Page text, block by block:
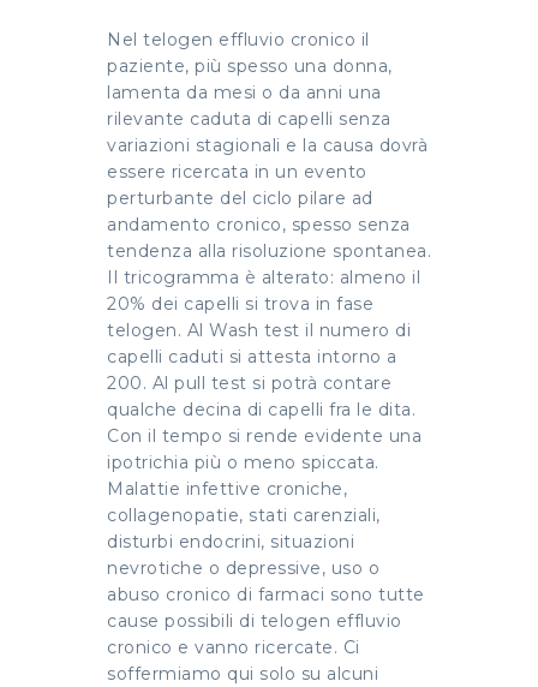
Nel telogen effluvio cronico il
paziente, più spesso una donna,
lamenta da mesi o da anni una
rilevante caduta di capelli senza
variazioni stagionali e la causa dovrà
essere ricercata in un evento
perturbante del ciclo pilare ad
andamento cronico, spesso senza
tendenza alla risoluzione spontanea.
Il tricogramma è alterato: almeno il
20% dei capelli si trova in fase
telogen. Al Wash test il numero di
capelli caduti si attesta intorno a
200. Al pull test si potrà contare
qualche decina di capelli fra le dita.
Con il tempo si rende evidente una
ipotrichia più o meno spiccata.
Malattie infettive croniche,
collagenopatie, stati carenziali,
disturbi endocrini, situazioni
nevrotiche o depressive, uso o
abuso cronico di farmaci sono tutte
cause possibili di telogen effluvio
cronico e vanno ricercate. Ci
soffermiamo qui solo su alcuni